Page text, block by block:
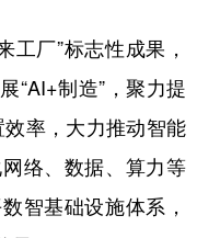
厂”标志性成果，
“AI+制造”，聚力提
效率，大力推动智能
络、数据、算力等
智基础设施体系，